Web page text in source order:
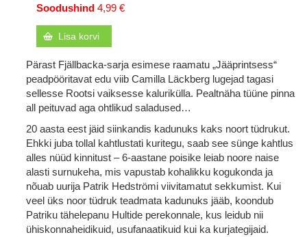
Soodushind 4,99 €
Lisa korvi
Pärast Fjällbacka-sarja esimese raamatu „Jääprintsess“
peadpööritavat edu viib Camilla Läckberg lugejad tagasi
sellesse Rootsi vaiksesse kalurikülla. Pealtnäha tüüne pinna
all peituvad aga ohtlikud saladused…
20 aasta eest jäid siinkandis kadunuks kaks noort tüdrukut.
Ehkki juba tollal kahtlustati kuritegu, saab see sünge kahtlus
alles nüüd kinnitust – 6-aastane poisike leiab noore naise
alasti surnukeha, mis vapustab kohalikku kogukonda ja
nõuab uurija Patrik Hedströmi viivitamatut sekkumist. Kui
veel üks noor tüdruk teadmata kadunuks jääb, koondub
Patriku tähelepanu Hultide perekonnale, kus leidub nii
ühiskonnaheidikuid, usufanaatikuid kui ka kurjategijaid.